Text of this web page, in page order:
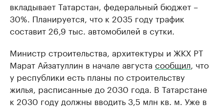
вкладывает Татарстан, федеральный бюджет –
30%. Планируется, что к 2035 году трафик
составит 26,9 тыс. автомобилей в сутки.
Министр строительства, архитектуры и ЖКХ РТ
Марат Айзатуллин в начале августа сообщил , что
у республики есть планы по строительству
жилья, расписанные до 2030 года. В Татарстане
к 2030 году должны вводить 3,5 млн кв. м. Уже в